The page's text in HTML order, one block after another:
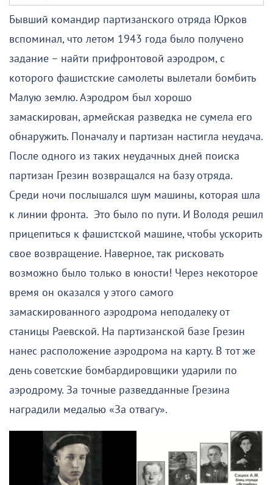
Бывший командир партизанского отряда Юрков
вспоминал, что летом 1943 года было получено
задание – найти прифронтовой аэродром, с
которого фашистские самолеты вылетали бомбить
Малую землю. Аэродром был хорошо
замаскирован, армейская разведка не сумела его
обнаружить. Поначалу и партизан настигла неудача.
После одного из таких неудачных дней поиска
партизан Грезин возвращался на базу отряда.
Среди ночи послышался шум машины, которая шла
к линии фронта. Это было по пути. И Володя решил
прицепиться к фашистской машине, чтобы ускорить
свое возвращение. Наверное, так рисковать
возможно было только в юности! Через некоторое
время он оказался у этого самого
замаскированного аэродрома неподалеку от
станицы Раевской. На партизанской базе Грезин
нанес расположение аэродрома на карту. В тот же
день советские бомбардировщики ударили по
аэродрому. За точные разведданные Грезина
наградили медалью «За отвагу».